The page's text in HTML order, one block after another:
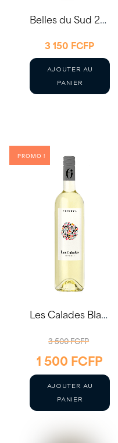
Belles du Sud 2024 75cl – Domaine Auriol
3 150 FCFP
AJOUTER AU
PANIER
PROMO !
Les Calades Blanc 75cl
3 500FCFP
PRIX
INITIAL
1 500 FCFPLE
PRIX
AJOUTER AU
PANIER